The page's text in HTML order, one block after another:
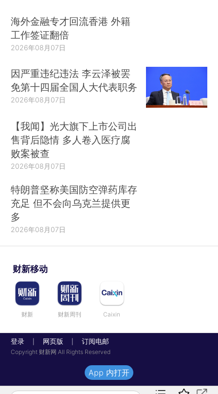
海外金融专才回流香港 外籍
工作签证翻倍
2026年08月07日
因严重违纪违法 李云泽被罢
免第十四届全国人大代表职务
2026年08月07日
【我闻】光大旗下上市公司出
售背后隐情 多人卷入医疗腐
败案被查
2026年08月07日
特朗普坚称美国防空弹药库存
充足 但不会向乌克兰提供更
多
2026年08月07日
财新移动
财新 财新周刊 Caixin
登录 网页版 订阅电邮
Copyright 财新网 All Rights Reserved
App 内打开